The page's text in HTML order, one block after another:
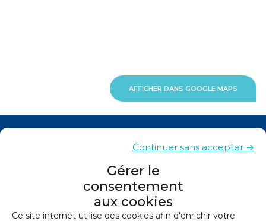
Gérer le
consentement
aux cookies
Ce site internet utilise des cookies afin d'enrichir votre
Continuer sans accepter →
AFFICHER DANS GOOGLE MAPS
Mentions légales